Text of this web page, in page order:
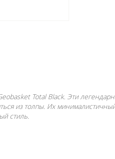
Total Black. Эти
из толпы. Их
стиль.